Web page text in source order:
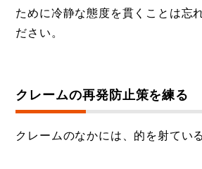
ために冷静な態度を貫くことは忘
ださい。
クレームの再発防止策を練る
クレームのなかには、的を射てい